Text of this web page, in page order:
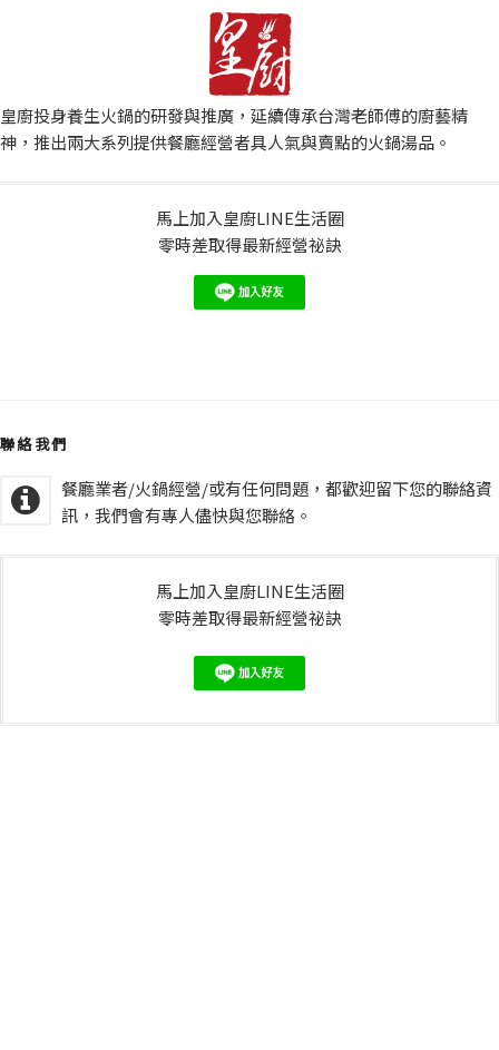
皇廚投身養生火鍋的研發與推廣，延續傳承台灣老師傅的廚藝精
神，推出兩大系列提供餐廳經營者具人氣與賣點的火鍋湯品。
馬上加入皇廚LINE生活圈
零時差取得最新經營祕訣
聯絡我們
餐廳業者/火鍋經營/或有任何問題，都歡迎留下您的聯絡資
訊，我們會有專人儘快與您聯絡。
馬上加入皇廚LINE生活圈
零時差取得最新經營祕訣